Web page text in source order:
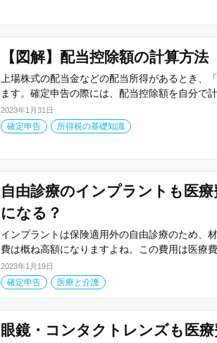
【図解】配当控除額の計算方法
上場株式の配当金などの配当所得があるとき、
ます。確定申告の際には、配当控除額を自分で
2023年1月31日
確定申告 所得税の基礎知識
自由診療のインプラントも医
になる？
インプラントは保険適用外の自由診療のため、
費は概ね高額になりますよね。この費用は医療
2023年1月19日
確定申告 医療と介護
眼鏡・コンタクトレンズも医